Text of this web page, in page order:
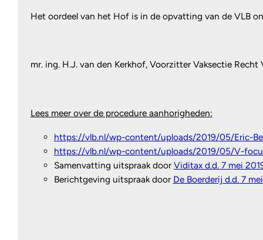
Het oordeel van het Hof is in de opvatting van de VLB
mr. ing. H.J. van den Kerkhof, Voorzitter Vaksectie Recht
Lees meer over de procedure aanhorigheden:
https://vlb.nl/wp-content/uploads/2019/05/Eric-
https://vlb.nl/wp-content/uploads/2019/05/V-
Samenvatting uitspraak door Viditax d.d. 7 mei
Berichtgeving uitspraak door De Boerderij d.d. 7